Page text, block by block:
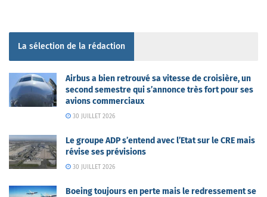
La sélection de la rédaction
Airbus a bien retrouvé sa vitesse de croisière, un
second semestre qui s’annonce très fort pour ses
avions commerciaux
30 JUILLET 2026
Le groupe ADP s’entend avec l’Etat sur le CRE mais
révise ses prévisions
30 JUILLET 2026
Boeing toujours en perte mais le redressement se